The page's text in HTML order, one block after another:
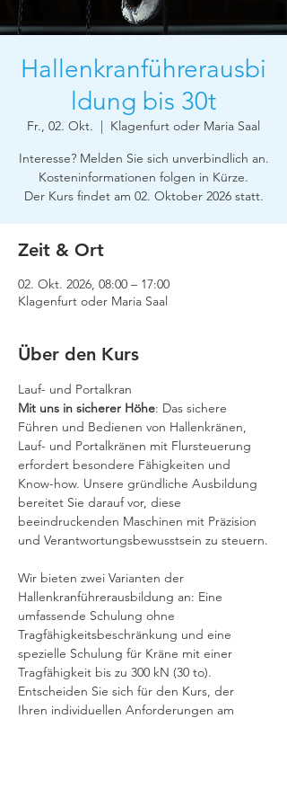
Hallenkranführerausbi
ldung bis 30t
Fr., 02. Okt.
  |
Klagenfurt oder Maria Saal
Interesse? Melden Sie sich unverbindlich an.
Kosteninformationen folgen in Kürze.
Der Kurs findet am 02. Oktober 2026 statt.
Zeit & Ort
02. Okt. 2026, 08:00 – 17:00
Klagenfurt oder Maria Saal
Über den Kurs
Lauf- und Portalkran
Mit uns in sicherer Höhe: Das sichere
Führen und Bedienen von Hallenkränen,
Lauf- und Portalkränen mit Flursteuerung
erfordert besondere Fähigkeiten und
Know-how. Unsere gründliche Ausbildung
bereitet Sie darauf vor, diese
beeindruckenden Maschinen mit Präzision
und Verantwortungsbewusstsein zu steuern.
Wir bieten zwei Varianten der
Hallenkranführerausbildung an: Eine
umfassende Schulung ohne
Tragfähigkeitsbeschränkung und eine
spezielle Schulung für Kräne mit einer
Tragfähigkeit bis zu 300 kN (30 to).
Entscheiden Sie sich für den Kurs, der
Ihren individuellen Anforderungen am